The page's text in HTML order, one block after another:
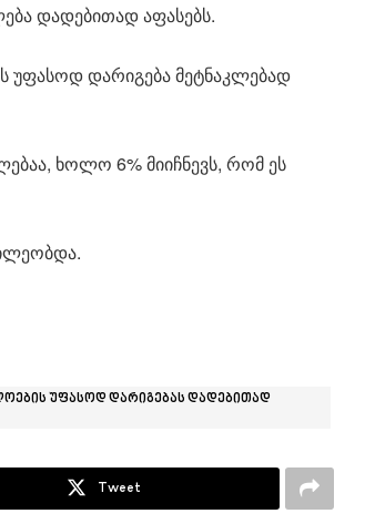
დადებითად აფასებს.
უფასოდ დარიგება მეტნაკლებად
ხოლო 6% მიიჩნევს, რომ ეს
უფასოდ დარიგებას დადებითად
Tweet